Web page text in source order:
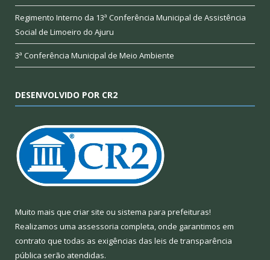
Regimento Interno da 13ª Conferência Municipal de Assistência
Social de Limoeiro do Ajuru
3ª Conferência Municipal de Meio Ambiente
DESENVOLVIDO POR CR2
Muito mais que criar site ou sistema para prefeituras!
Realizamos uma assessoria completa, onde garantimos em
contrato que todas as exigências das leis de transparência
pública serão atendidas.